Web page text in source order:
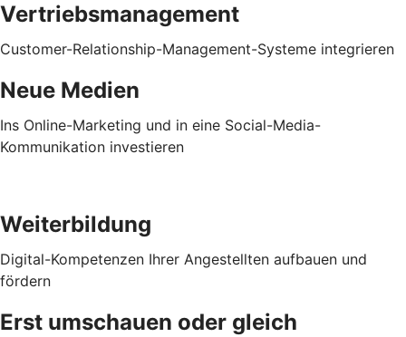
Vertriebsmanagement
Customer-Relationship-Management-Systeme integrieren
Neue Medien
Ins Online-Marketing und in eine Social-Media-
Kommunikation investieren
Weiterbildung
Digital-Kompetenzen Ihrer Angestellten aufbauen und
fördern
Erst umschauen oder gleich